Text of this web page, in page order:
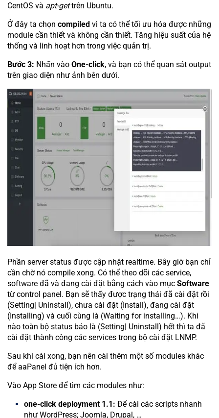
CentOS và apt-gettrên Ubuntu.
Ở đây ta chọn compiled vì ta có thể tối ưu hóa được những
module cần thiết và không cần thiết. Tăng hiệu suất của hệ
thống và linh hoạt hơn trong việc quản trị.
Bước 3: Nhấn vào One-click, và bạn có thể quan sát output
trên giao diện như ảnh bên dưới.
Phần server status được cập nhật realtime. Bây giờ bạn chỉ
cần chờ nó compile xong. Có thể theo dõi các service,
software đã và đang cài đặt bằng cách vào mục Software
từ control panel. Bạn sẽ thấy được trạng thái đã cài đặt rồi
(Setting| Uninstall), chưa cài đặt (Install), đang cài đặt
(Installing) và cuối cùng là (Waiting for installing…). Khi
nào toàn bộ status báo là (Setting| Uninstall) hết thì ta đã
cài đặt thành công các services trong bộ cài đặt LNMP.
Sau khi cài xong, bạn nên cài thêm một số modules khác
để aaPanel đủ tiện ích hơn.
Vào App Store để tìm các modules như:
one-click deployment 1.1: Để cài các scripts nhanh
như WordPress; Joomla, Drupal, …